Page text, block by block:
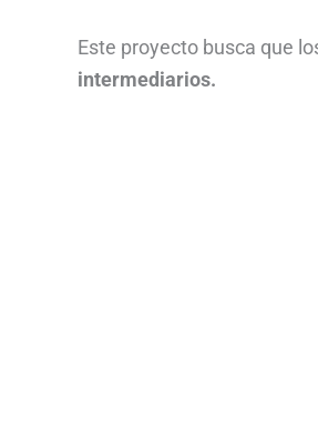
Este proyecto busca que
intermediarios.